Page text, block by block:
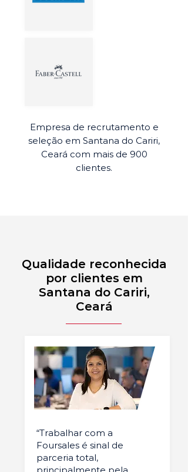
Empresa de recrutamento e
seleção em Santana do Cariri,
Ceará com mais de 900
clientes.
Qualidade reconhecida
por clientes em
Santana do Cariri,
Ceará
“Trabalhar com a
Foursales é sinal de
parceria total,